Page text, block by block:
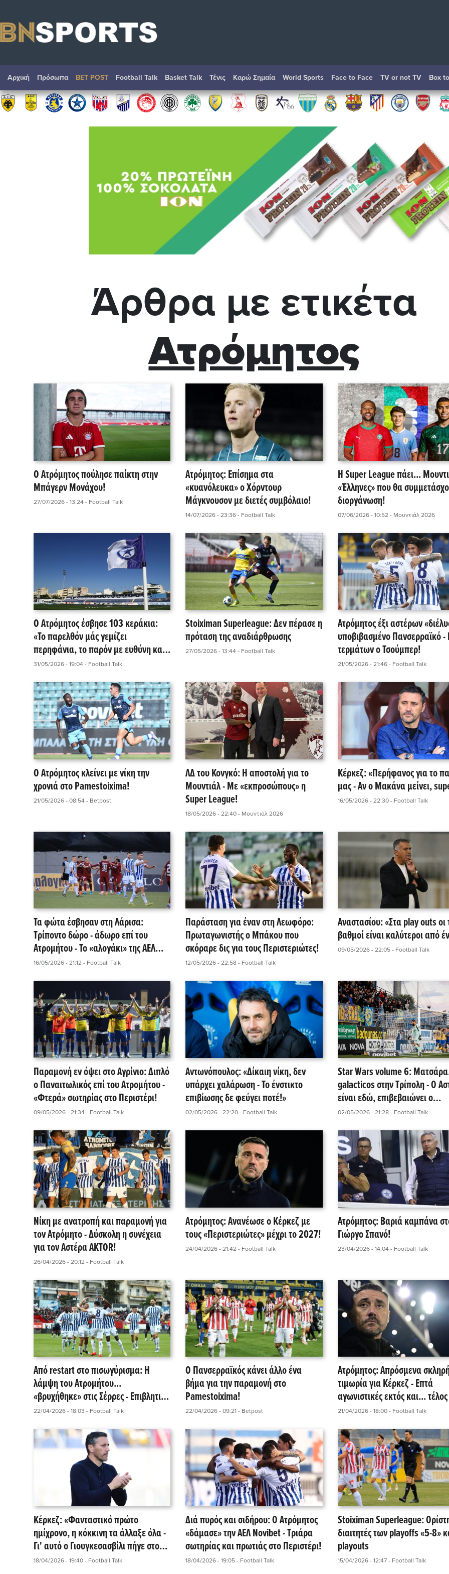
Αρχική Πρόσωπα BET POST Football Talk Basket Talk Τένις Καρώ Σημαία World Sports Face to Face TV or not TV Box
Άρθρα με ετικέτα
Ατρόμητος
Ο Ατρόμητος πούλησε παίκτη στην
Μπάγερν Μονάχου!
27/07/2026 - 13:24 - Football Talk
Ατρόμητος: Επίσημα στα
«κυανόλευκα» ο Χόρντουρ
Μάγκνουσον με διετές συμβόλαιο!
14/07/2026 - 23:36 - Football Talk
Η Super League πάει...
«Έλληνες» που θα
διοργάνωση!
07/06/2026 - 10:52 - Μουντιάλ 2026
Ο Ατρόμητος έσβησε 103 κεράκια:
«Το παρελθόν μάς γεμίζει
περηφάνια, το παρόν με ευθύνη και
το μέλλον με αισιοδοξία!»
31/05/2026 - 19:04 - Football Talk
Stoiximan Superleague: Δεν πέρασε η
πρόταση της αναδιάρθρωσης
27/05/2026 - 13:44 - Football Talk
Ατρόμητος έξι αστέρων
υποβιβασμένο Πανσερραϊκό -
τερμάτων ο Τσούμπερ!
21/05/2026 - 21:46- Football Talk
Ο Ατρόμητος κλείνει με νίκη την
χρονιά στο Pamestoixima!
21/05/2026 - 08:54 - Betpost
ΛΔ του Κονγκό: Η αποστολή για το
Μουντιάλ - Με «εκπροσώπους» η
Super League!
18/05/2026 - 22:40 - Μουντιάλ 2026
Κέρκεζ: «Περήφανος για το
μας - Αν ο Μακάνα μείνει,
16/05/2026 - 22:30- Football Talk
Τα φώτα έσβησαν στη Λάρισα:
Τρίποντο δώρο - άδωρο επί του
Ατρομήτου - Το «αλογάκι» της ΑΕΛ
Novibet αποχαιρετά τη Super
16/05/2026 - 21:12 - Football Talk
Παράσταση για έναν στη Λεωφόρο:
Πρωταγωνιστής ο Μπάκου που
σκόραρε δις για τους Περιστεριώτες!
12/05/2026 - 22:58 - Football Talk
Αναστασίου: «Στα play outs οι
βαθμοί είναι καλύτεροι από
09/05/2026 - 22:05- Football Talk
Παραμονή εν όψει στο Αγρίνιο: Διπλό
ο Παναιτωλικός επί του Ατρομήτου -
«Φτερά» σωτηρίας στο Περιστέρι!
09/05/2026 - 21:34 - Football Talk
Αντωνόπουλος: «Δίκαιη νίκη, δεν
υπάρχει χαλάρωση - Το ένστικτο
επιβίωσης δε φεύγει ποτέ!»
02/05/2026 - 22:20 - Football Talk
Star Wars volume 6:
galacticos στην Τρίπολη - Ο
είναι εδώ, επιβεβαιώνει ο
Ατρόμητος!
02/05/2026 - 21:28- Football Talk
Νίκη με ανατροπή και παραμονή για
τον Ατρόμητο - Δύσκολη η συνέχεια
για τον Αστέρα AKTOR!
26/04/2026 - 20:12 - Football Talk
Ατρόμητος: Ανανέωσε ο Κέρκεζ με
τους «Περιστεριώτες» μέχρι το 2027!
24/04/2026 - 21:42 - Football Talk
Ατρόμητος: Βαριά καμπάνα
Γιώργο Σπανό!
23/04/2026 - 14:04- Football Talk
Από restart στο πισωγύρισμα: Η
λάμψη του Ατρομήτου...
«βρυχήθηκε» στις Σέρρες - Επιβλητικό
διπλό επί του Πανσερραϊκού!
22/04/2026 - 18:03 - Football Talk
Ο Πανσερραϊκός κάνει άλλο ένα
βήμα για την παραμονή στο
Pamestoixima!
22/04/2026 - 09:21 - Betpost
Ατρόμητος: Απρόσμενα
τιμωρία για Κέρκεζ - Επτά
αγωνιστικές εκτός και...
σεζόν!
21/04/2026 - 18:00- Football Talk
Κέρκεζ: «Φανταστικό πρώτο
ημίχρονο, η κόκκινη τα άλλαξε όλα -
Γι' αυτό ο Γιουγκεσασβίλι πήγε στον
ΠΑΟΚ!»
18/04/2026 - 19:40 - Football Talk
Διά πυρός και σιδήρου: Ο Ατρόμητος
«δάμασε» την ΑΕΛ Novibet - Τριάρα
σωτηρίας και πρωτιάς στο Περιστέρι!
18/04/2026 - 19:05 - Football Talk
Stoiximan Superleague:
διαιτητές των playoffs «5-8»
playouts
15/04/2026 - 12:47- Football Talk